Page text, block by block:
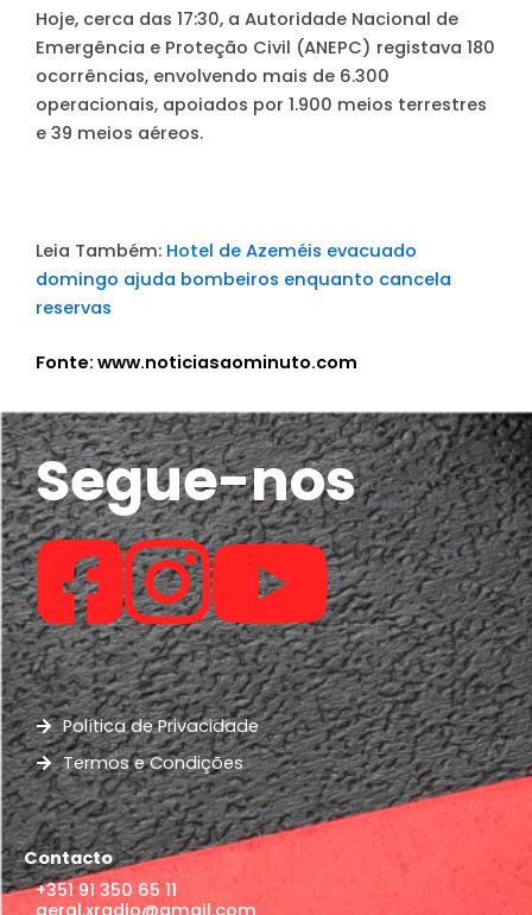
Hoje, cerca das 17:30, a Autoridade Nacional de
Emergência e Proteção Civil (ANEPC) registava 180
ocorrências, envolvendo mais de 6.300
operacionais, apoiados por 1.900 meios terrestres
e 39 meios aéreos.
Leia Também: Hotel de Azeméis evacuado
domingo ajuda bombeiros enquanto cancela
reservas
Fonte: www.noticiasaominuto.com
Segue-nos
Política de Privacidade
Termos e Condições
Contacto
+351 91 350 65 11